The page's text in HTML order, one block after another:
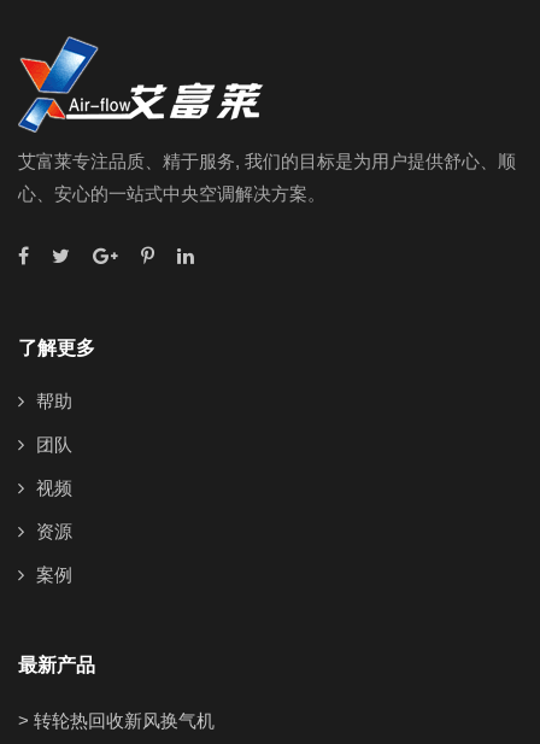
艾富莱专注品质、精于服务, 我们的目标是为用户提供舒心、顺
心、安心的一站式中央空调解决方案。
了解更多
帮助
团队
视频
资源
案例
最新产品
> 转轮热回收新风换气机